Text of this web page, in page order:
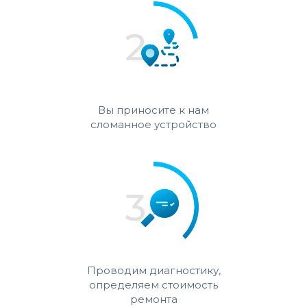
Вы приносите к нам
сломанное устройство
Проводим диагностику,
определяем стоимость
ремонта